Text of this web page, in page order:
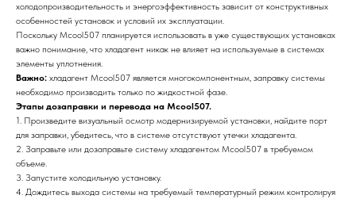
холодопроизводительность и энергоэффективность зависит от конструктивных
особенностей установок и условий их эксплуатации.
Поскольку Mcool507 планируется использовать в уже существующих установках
важно понимание, что хладагент никак не влияет на используемые в системах
элементы уплотнения.
Важно: хладагент Mcool507 является многокомпонентным, заправку системы
необходимо производить только по жидкостной фазе.
Этапы дозаправки и перевода на Mcool507.
1. Произведите визуальный осмотр модернизируемой установки, найдите порт
для заправки, убедитесь, что в системе отсутствуют утечки хладагента.
2. Заправьте или дозаправьте систему хладагентом Mcool507 в требуемом
объеме.
3. Запустите холодильную установку.
4. Дождитесь выхода системы на требуемый температурный режим контролируя